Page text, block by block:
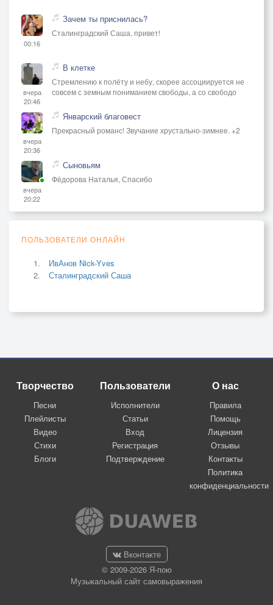
00:16
Зачем ты приснилась?
Сталинградский Саша, привет!
вчера
20:46
В клетке
Стремлению к полёту и небу, скорее ассоциируется не
совсем с земным пониманием свободы, а со свободо
вчера
20:36
Январский благовест
Прекрасный романс! Звучание хрустально-зимнее. +2
вчера
20:22
Сыновьям
Фёдорова Наталья, Спасибо
ПОЛЬЗОВАТЕЛИ ОНЛАЙН
ИвАнов Nick-Yves
Сталинградский Саша
Творчество
Песни
Плейлисты
Видео
Стихи
Блоги
Пользователи
Исполнители
Статьи
Вход
Регистрация
Подтверждение
О нас
Правила
Помощь
Лицензия
Отзывы
Контакты
Политика
конфиденциальности
Вконтакте
© 2009-2026 Я-пою
Музыкальный сайт самовыражения